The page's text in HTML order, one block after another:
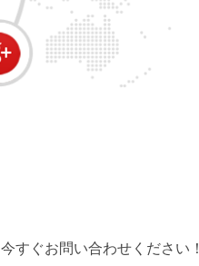
今すぐお問い合わせください！